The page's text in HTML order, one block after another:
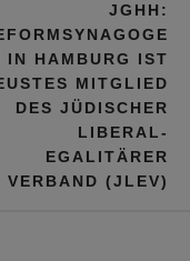
JGHH:
IN HAMBURG IST
MITGLIED
DES JÜDISCHER
LIBERAL-
EGALITÄRER
VERBAND (JLEV)